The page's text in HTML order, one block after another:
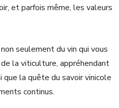
et parfois même, les valeurs
seulement du vin qui vous
la viticulture, appréhendant
la quête du savoir vinicole
continus.